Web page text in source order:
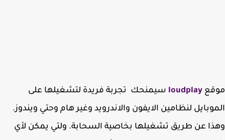
loudplayسيمنحك تجربة فريدة لتشغيلها على
لنظامين الايفون والاندرويد وغير هام وحتي ويندوز.
عن طريق تشغيلها بخاصية السحابة. ولتي يمكن لأي